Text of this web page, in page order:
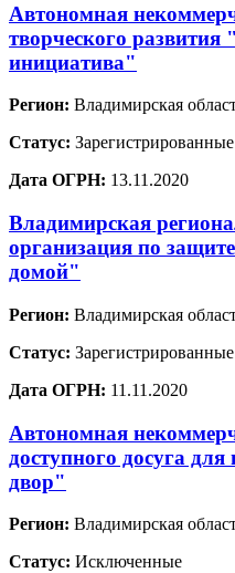
Автономная
творческого
инициатива"
Регион: Владимирская
Статус: Зарегистрированные
Дата ОГРН: 13.11.2020
Владимирская
организация по
домой"
Регион: Владимирская
Статус: Зарегистрированные
Дата ОГРН: 11.11.2020
Автономная
доступного досуга
двор"
Регион: Владимирская
Статус: Исключенные